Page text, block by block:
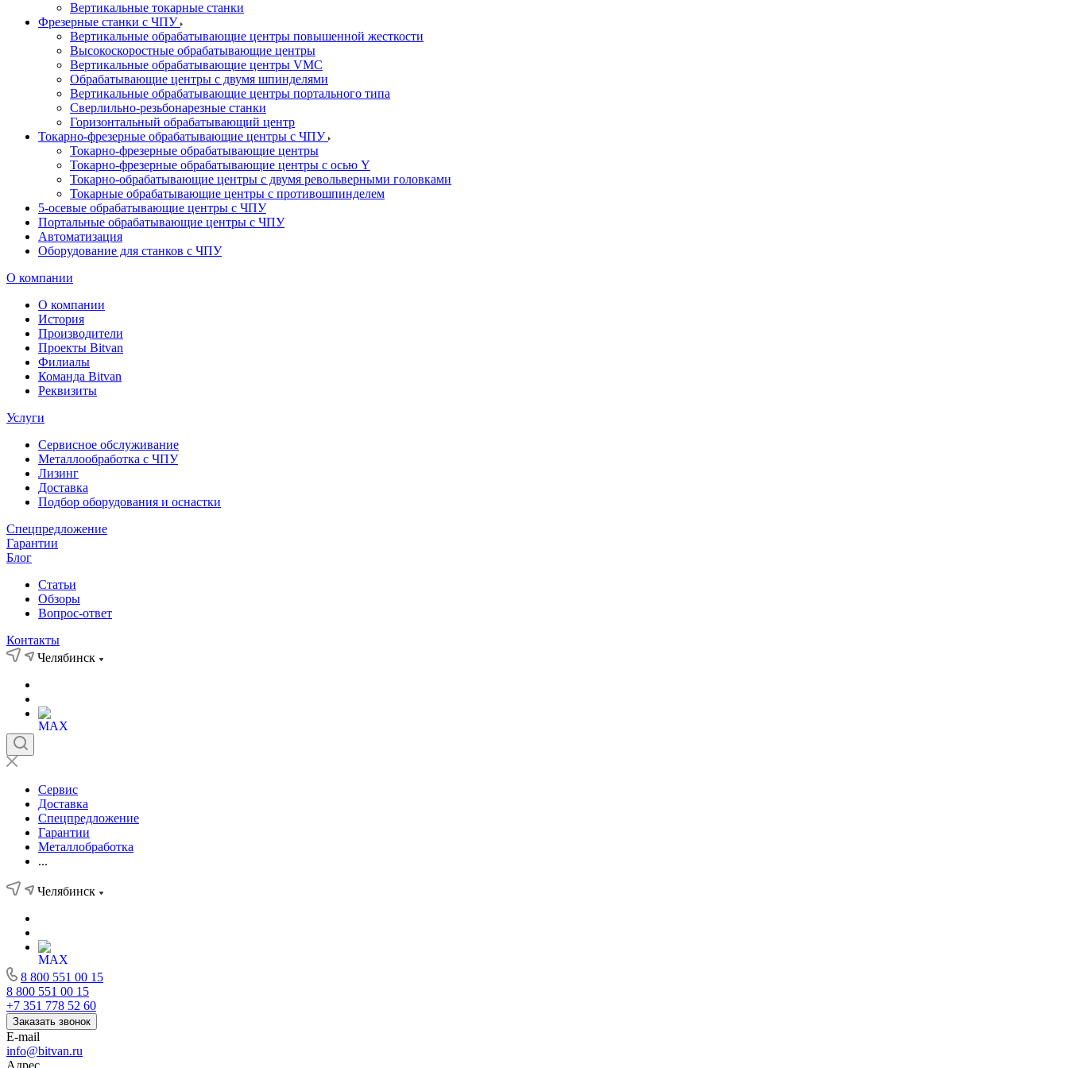
Вертикальные токарные станки
Фрезерные станки с ЧПУ
Вертикальные обрабатывающие центры повышенной жесткости
Высокоскоростные обрабатывающие центры
Вертикальные обрабатывающие центры VMC
Обрабатывающие центры с двумя шпинделями
Вертикальные обрабатывающие центры портального типа
Сверлильно-резьбонарезные станки
Горизонтальный обрабатывающий центр
Токарно-фрезерные обрабатывающие центры с ЧПУ
Токарно-фрезерные обрабатывающие центры
Токарно-фрезерные обрабатывающие центры с осью Y
Токарно-обрабатывающие центры c двумя револьверными головками
Токарные обрабатывающие центры с противошпинделем
5-осевые обрабатывающие центры с ЧПУ
Портальные обрабатывающие центры с ЧПУ
Автоматизация
Оборудование для станков с ЧПУ
О компании
О компании
История
Производители
Проекты Bitvan
Филиалы
Команда Bitvan
Реквизиты
Услуги
Сервисное обслуживание
Металлообработка с ЧПУ
Лизинг
Доставка
Подбор оборудования и оснастки
Спецпредложение
Гарантии
Блог
Статьи
Обзоры
Вопрос-ответ
Контакты
Челябинск
Сервис
Доставка
Спецпредложение
Гарантии
Металлобработка
...
Челябинск
8 800 551 00 15
8 800 551 00 15
+7 351 778 52 60
Заказать звонок
E-mail
info@bitvan.ru